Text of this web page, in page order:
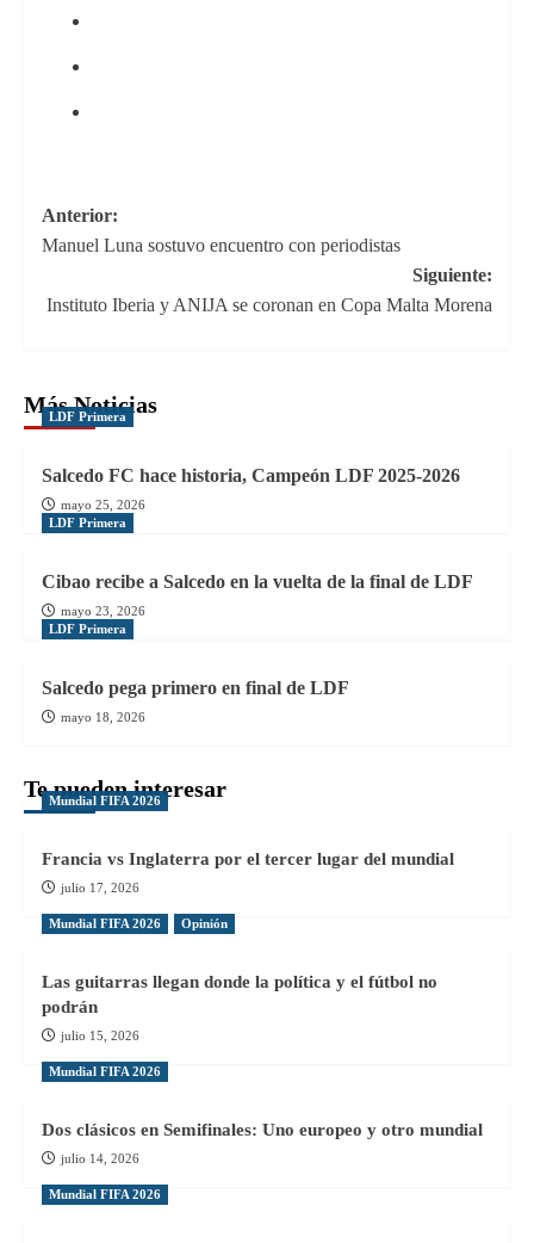
Navegación
de
entradas
Anterior:
Manuel Luna sostuvo encuentro con periodistas
Siguiente:
Instituto Iberia y ANIJA se coronan en Copa Malta Morena
Más Noticias
LDF Primera
Salcedo FC hace historia, Campeón LDF 2025-2026
mayo 25, 2026
LDF Primera
Cibao recibe a Salcedo en la vuelta de la final de LDF
mayo 23, 2026
LDF Primera
Salcedo pega primero en final de LDF
mayo 18, 2026
Te pueden interesar
Mundial FIFA 2026
Francia vs Inglaterra por el tercer lugar del mundial
julio 17, 2026
Mundial FIFA 2026 Opinión
Las guitarras llegan donde la política y el fútbol no
podrán
julio 15, 2026
Mundial FIFA 2026
Dos clásicos en Semifinales: Uno europeo y otro mundial
julio 14, 2026
Mundial FIFA 2026